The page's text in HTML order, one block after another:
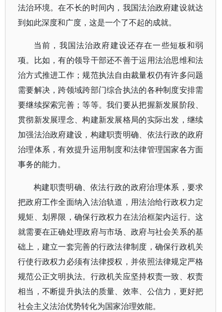
法治环境。在不长的时间内，我国法治政府建设就达
到如此深度和广度，这是一个了不起的成就。
当前，我国法治政府建设还存在一些短板和弱
项。比如，有的领导干部还不善于运用法治思维和法
治方式推进工作；规范执法自由裁量权仍有许多问题
需要解决，跨领域跨部门综合执法的各种制度安排需
要继续探索完善；等等。我们要从把握新发展阶段、
贯彻新发展理念、构建新发展格局的实际出发，继续
加强法治政府建设，构建职责明确、依法行政的政府
治理体系，有效提升运用制度和法律管理国家各方面
事务的能力。
构建职责明确、依法行政的政府治理体系，要求
把政府工作全面纳入法治轨道，用法治给行政权力定
规矩、划界限，确保行政权力在法治框架内运行。这
就需要在正确处理政府与市场、政府与社会关系的基
础上，建立一套完善的行政法律制度，确保行政机关
行使行政权力必须有法律授权，并依照法律规定严格
规范公正文明执法。行政机关应坚持权责一致、权责
相当，不断提升执法的质量、效率、公信力，更好把
社会主义法治优势转化为国家治理效能。